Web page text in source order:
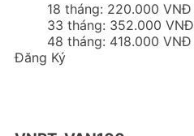
18 tháng: 220.000 VNĐ
33 tháng: 352.000 VNĐ
48 tháng: 418.000 VNĐ
Đăng Ký